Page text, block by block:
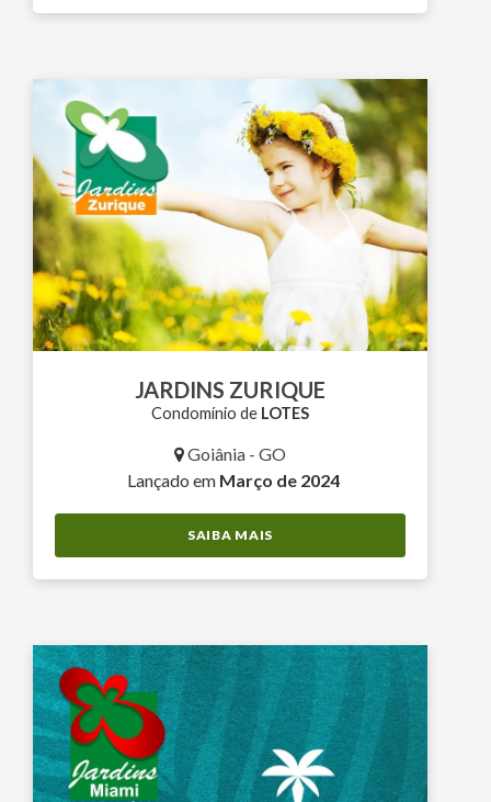
JARDINS ZURIQUE
Condomínio de LOTES
Goiânia - GO
Lançado em Março de 2024
SAIBA MAIS